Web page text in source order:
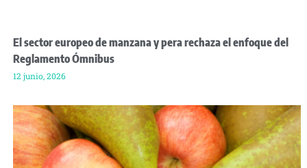
El sector europeo de manzana y pera rechaza el enfoque del
Reglamento Ómnibus
12 junio, 2026